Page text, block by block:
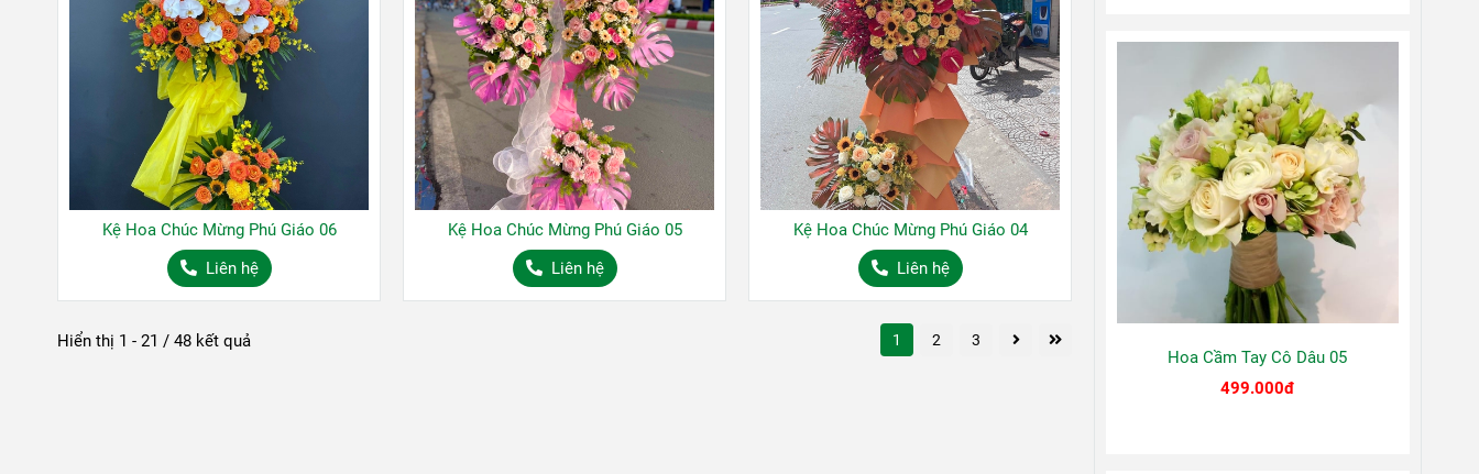
Kệ Hoa Chúc Mừng Phú Giáo 06
Liên hệ
Kệ Hoa Chúc Mừng Phú Giáo 05
Liên hệ
Kệ Hoa Chúc Mừng Phú Giáo 04
Liên hệ
Hiển thị 1 - 21 / 48 kết quả 1 2 3
Hoa Cầm Tay Cô Dâu 05
499.000đ